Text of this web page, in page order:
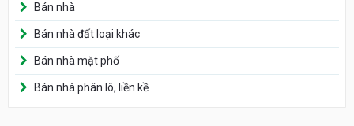
Bán nhà
Bán nhà đất loại khác
Bán nhà mặt phố
Bán nhà phân lô, liền kề